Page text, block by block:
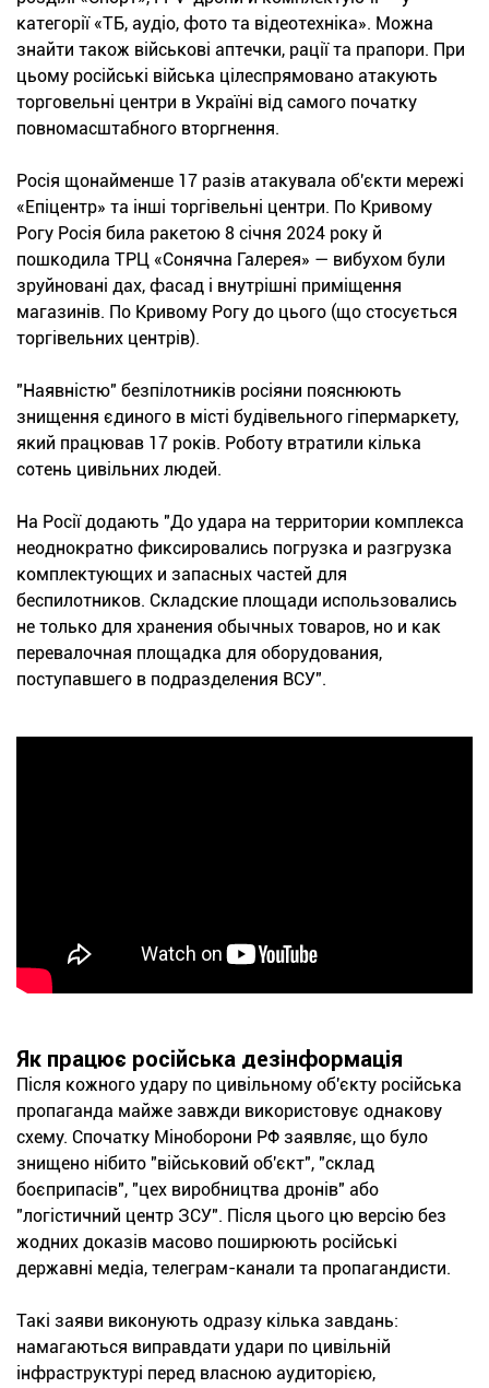
категорії «ТБ, аудіо, фото та відеотехніка». Можна
знайти також військові аптечки, рації та прапори. При
цьому російські війська цілеспрямовано атакують
торговельні центри в Україні від самого початку
повномасштабного вторгнення.
Росія щонайменше 17 разів атакувала об'єкти мережі
«Епіцентр» та інші торгівельні центри. По Кривому
Рогу Росія била ракетою 8 січня 2024 року й
пошкодила ТРЦ «Сонячна Галерея» — вибухом були
зруйновані дах, фасад і внутрішні приміщення
магазинів. По Кривому Рогу до цього (що стосується
торгівельних центрів).
"Наявністю" безпілотників росіяни пояснюють
знищення єдиного в місті будівельного гіпермаркету,
який працював 17 років. Роботу втратили кілька
сотень цивільних людей.
На Росії додають "До удара на территории комплекса
неоднократно фиксировались погрузка и разгрузка
комплектующих и запасных частей для
беспилотников. Складские площади использовались
не только для хранения обычных товаров, но и как
перевалочная площадка для оборудования,
поступавшего в подразделения ВСУ".
Як працює російська дезінформація
Після кожного удару по цивільному об'єкту російська
пропаганда майже завжди використовує однакову
схему. Спочатку Міноборони РФ заявляє, що було
знищено нібито "військовий об'єкт", "склад
боєприпасів", "цех виробництва дронів" або
"логістичний центр ЗСУ". Після цього цю версію без
жодних доказів масово поширюють російські
державні медіа, телеграм-канали та пропагандисти.
Такі заяви виконують одразу кілька завдань:
намагаються виправдати удари по цивільній
інфраструктурі перед власною аудиторією,